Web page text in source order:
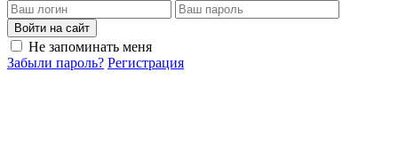
Войти на сайт
Не запоминать меня
Забыли пароль? Регистрация